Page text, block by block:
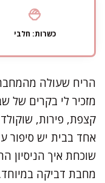
כשרות: חלבי
הריח שעולה מהמחבת
מזכיר לי בקרים של
קצפת, פירות, שוקולד
אחד בבית יש סיפור
שוכחת איך הניסיון
מחבת דביקה